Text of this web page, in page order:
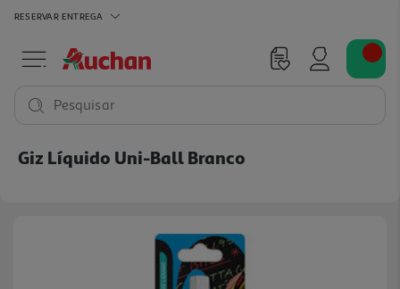
RESERVAR ENTREGA
Pesquisar
Giz Líquido Uni-Ball Branco